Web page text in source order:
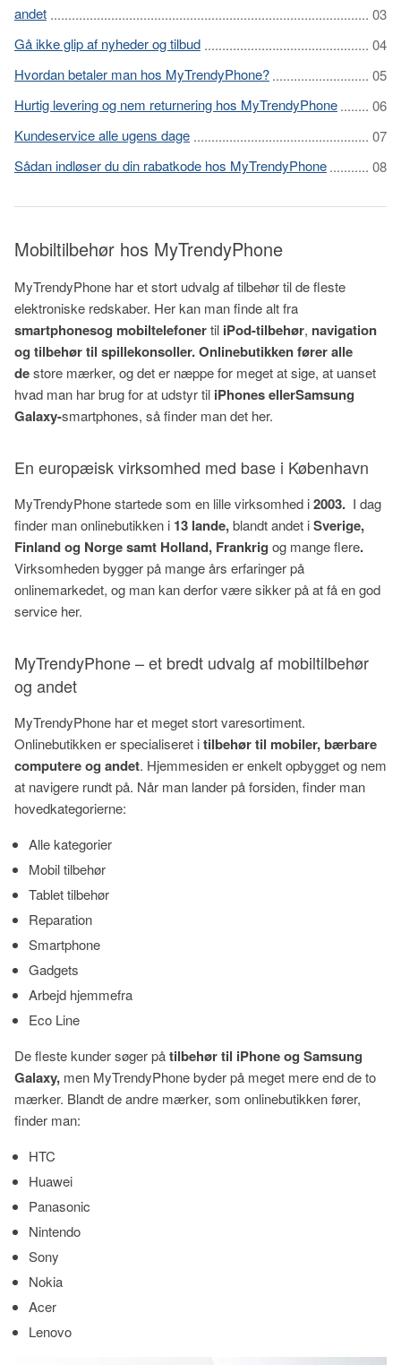
andet
Gå ikke glip af nyheder og tilbud
Hvordan betaler man hos MyTrendyPhone?
Hurtig levering og nem returnering hos MyTrendyPhone
Kundeservice alle ugens dage
Sådan indløser du din rabatkode hos MyTrendyPhone
Mobiltilbehør hos MyTrendyPhone
MyTrendyPhone har et stort udvalg af tilbehør til de fleste
elektroniske redskaber. Her kan man finde alt fra
smartphonesog mobiltelefonertil iPod-tilbehør, navigation
og tilbehør til spillekonsoller. Onlinebutikken fører alle
destore mærker, og det er næppe for meget at sige, at uanset
hvad man har brug for at udstyr til iPhones ellerSamsung
Galaxy-smartphones, så finder man det her.
En europæisk virksomhed med base i København
MyTrendyPhone startede som en lille virksomhed i2003. I dag
finder man onlinebutikken i 13 lande,blandt andet iSverige,
Finland og Norge samt Holland, Frankrig og mange flere.
Virksomheden bygger på mange års erfaringer på
onlinemarkedet, og man kan derfor være sikker på at få en god
service her.
MyTrendyPhone – et bredt udvalg af mobiltilbehør
og andet
MyTrendyPhone har et meget stort varesortiment.
Onlinebutikken er specialiseret itilbehør til mobiler, bærbare
computere og andet. Hjemmesiden er enkelt opbygget og nem
at navigere rundt på. Når man lander på forsiden, finder man
hovedkategorierne:
Alle kategorier
Mobil tilbehør
Tablet tilbehør
Reparation
Smartphone
Gadgets
Arbejd hjemmefra
Eco Line
De fleste kunder søger påtilbehør til iPhone og Samsung
Galaxy, men MyTrendyPhone byder på meget mere end de to
mærker. Blandt de andre mærker, som onlinebutikken fører,
finder man:
HTC
Huawei
Panasonic
Nintendo
Sony
Nokia
Acer
Lenovo